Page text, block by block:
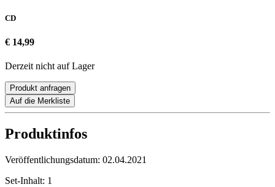
CD
€ 14,99
Derzeit nicht auf Lager
Produkt anfragen
Auf die Merkliste
Produktinfos
Veröffentlichungsdatum: 02.04.2021
Set-Inhalt: 1